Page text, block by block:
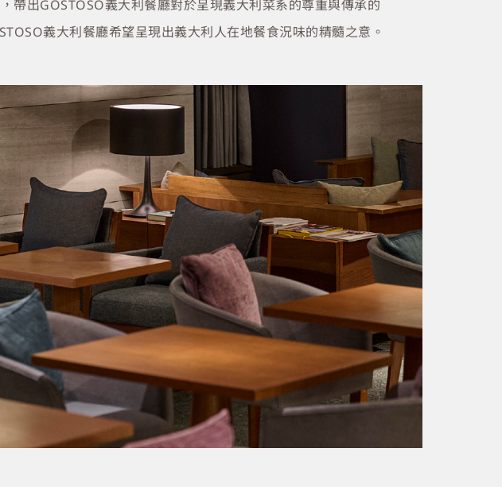
帶出GOSTOSO義大利餐廳對於呈現義大利菜系的尊重與傳承的
義大利餐廳希望呈現出義大利人在地餐食況味的精髓之意。